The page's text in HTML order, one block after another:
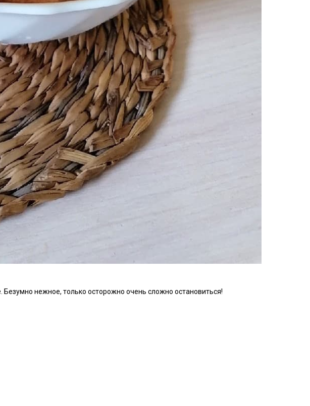
нежное, только осторожно очень сложно остановиться!